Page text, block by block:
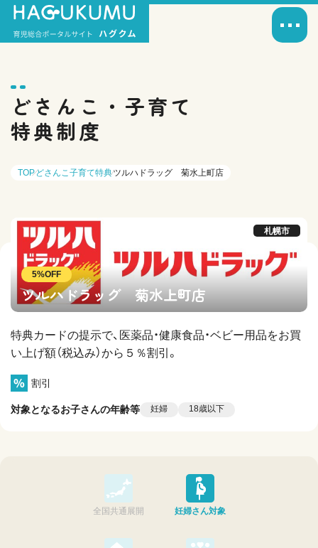
どさんこ・子育て
特典制度
TOPどさんこ子育て特典ツルハドラッグ 菊水上町店
札幌市
5%OFF
ツルハドラッグ 菊水上町店
特典カードの提示で、医薬品・健康食品・ベビー用品をお買
い上げ額（税込み）から５％割引。
割引
対象となるお子さんの年齢等 妊婦 18歳以下
全国共通展開 妊婦さん対象